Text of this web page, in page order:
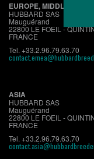
EUROPE, MIDDLE EAST,
HUBBARD SAS
Mauguérand
22800 LE FOEIL -
FRANCE
Tel. +33.2.96.79.63.70
ASIA
HUBBARD SAS
Mauguérand
22800 LE FOEIL -
FRANCE
Tel. +33.2.96.79.63.70